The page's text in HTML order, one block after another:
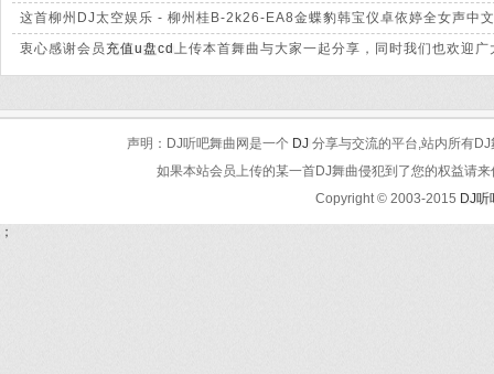
载页面下载。
这首柳州DJ太空娱乐 - 柳州桂B-2k26-EA8金蝶豹韩宝仪卓依婷全女声中
系，我们会及时处理。
衷心感谢会员 充值u盘cd 上传本首舞曲与大家一起分享，同时我们也欢迎
声明：DJ听吧舞曲网是一个 DJ 分享与交流的平台,站内所有
如果本站会员上传的某一首DJ舞曲侵犯到了您的权益请
Copyright © 2003-2015 DJ
；